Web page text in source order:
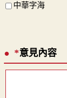
中華字海
*意見內容